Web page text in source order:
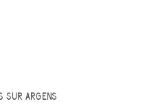
SUR ARGENS